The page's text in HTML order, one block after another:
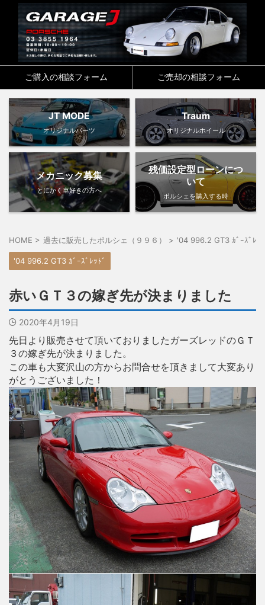
ご購入の相談フォーム ご売却の相談フォーム
JT MODE
オリジナルパーツ
Traum
オリジナルホイール
メカニック募集
とにかく車好きの方へ
残価設定型ローンにつ
いて
ポルシェを購入する時
HOME > 過去に販売したポルシェ（９９６） > '04 996.2 GT3 ｶﾞｰｽﾞﾚｯ
'04 996.2 GT3 ｶﾞｰｽﾞﾚｯﾄﾞ
赤いＧＴ３の嫁ぎ先が決まりました
2020年4月19日
先日より販売させて頂いておりましたガーズレッドのＧＴ
３の嫁ぎ先が決まりました。
この車も大変沢山の方からお問合せを頂きまして大変あり
がとうございました！